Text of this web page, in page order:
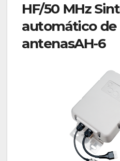
HF/50 MHz
automático de
antenasAH-6